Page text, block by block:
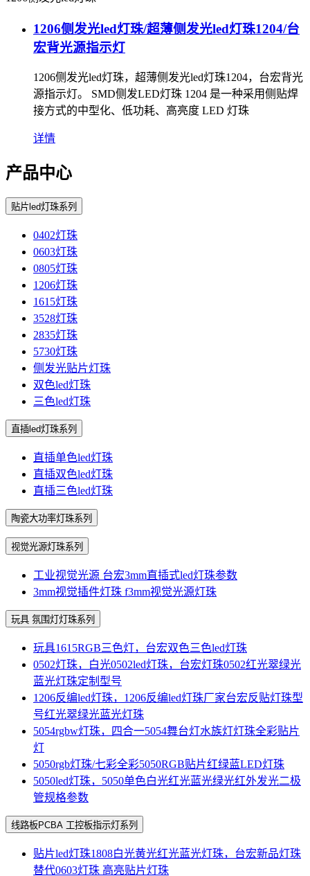
1206侧发光led灯珠/超薄侧发光led灯珠1204/台
宏背光源指示灯
1206侧发光led灯珠，超薄侧发光led灯珠1204，台宏背光
源指示灯。 SMD侧发LED灯珠 1204 是一种采用侧贴焊
接方式的中型化、低功耗、高亮度 LED 灯珠
详情
产品中心
贴片led灯珠系列
0402灯珠
0603灯珠
0805灯珠
1206灯珠
1615灯珠
3528灯珠
2835灯珠
5730灯珠
侧发光贴片灯珠
双色led灯珠
三色led灯珠
直插led灯珠系列
直插单色led灯珠
直插双色led灯珠
直插三色led灯珠
陶瓷大功率灯珠系列
视觉光源灯珠系列
工业视觉光源 台宏3mm直插式led灯珠参数
3mm视觉插件灯珠 f3mm视觉光源灯珠
玩具 氛围灯灯珠系列
玩具1615RGB三色灯，台宏双色三色led灯珠
0502灯珠，白光0502led灯珠，台宏灯珠0502红光翠绿光
蓝光灯珠定制型号
1206反编led灯珠，1206反编led灯珠厂家台宏反贴灯珠型
号红光翠绿光蓝光灯珠
5054rgbw灯珠，四合一5054舞台灯水族灯灯珠全彩贴片
灯
5050rgb灯珠/七彩全彩5050RGB贴片红绿蓝LED灯珠
5050led灯珠，5050单色白光红光蓝光绿光红外发光二极
管规格参数
线路板PCBA 工控板指示灯系列
贴片led灯珠1808白光黄光红光蓝光灯珠，台宏新品灯珠
替代0603灯珠 高亮贴片灯珠